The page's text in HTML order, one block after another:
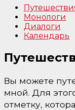
Монологи
Диалоги
Календарь
Вы можете
мной. Для
отметку,